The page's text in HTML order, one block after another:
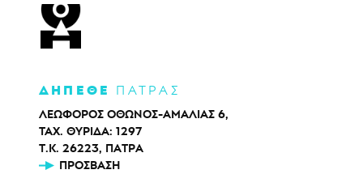
ΔΗΠΕΘΕ ΠΑΤΡΑΣ
ΛΕΩΦΟΡΟΣ ΟΘΩΝΟΣ-ΑΜΑΛΙΑΣ 6,
ΤΑΧ. ΘΥΡΙΔΑ: 1297
Τ.Κ. 26223, ΠΑΤΡΑ
ΠΡΌΣΒΑΣΗ